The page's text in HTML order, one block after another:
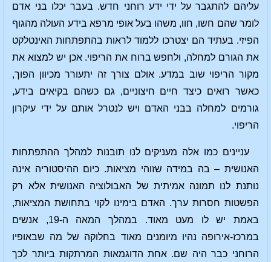
עליהם להתגבר על ידי ידע רוחני חדש. בעבר יכלו בני אדם
לומר שהם חשו, חוו, משהו בעל אופי מרפא בידע העולה מהגוף
הפיזי. בעתיד הם יצטרכו ללמוד לראות בהתפתחות האינטלקט
את הגורם למחלה, ולחפש ברוח את הריפוי. אכן יש למצוא את
מקור הריפוי שוב במדע. אולם צורך זה יתעורר מכיוון הפוך,
כאשר רואים כיצד חיים חיצוניים, גם כשהם בקיאים בידע,
גורמים למחלה בבני האדם ויש לנטרל אותם על ידי עיקרון
הריפוי.
עניינים כמו אלה מעניקים לנו תובנות למהלך ההתפתחות
האנושית – בה במידה שזוהי מציאות. כיום ההיסטוריה אינה
נותנת לנו תמונה אמיתית של האבולוציה האנושית אלא רק
הפשטות חסרות ערך. האדם בימינו לקוי בתחושת המציאות,
באמת יש לו מעט מאוד. במהלך המאה ה-19, אנשים
במרכז-אירופה נהיו מיומנים מאוד בחלוקה של מה שבאופיו
הרוחני כבר היה שם. אחת הדוגמאות המרתקות ביותר לכך